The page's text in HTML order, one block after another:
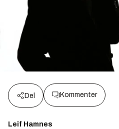
Del Kommenter
Leif Hamnes